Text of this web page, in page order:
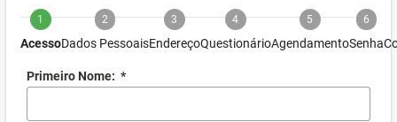
1
Acesso
2
Dados Pessoais
3
Endereço
4
Questionário
5
Agendamento
6
Senha
Primeiro Nome: *